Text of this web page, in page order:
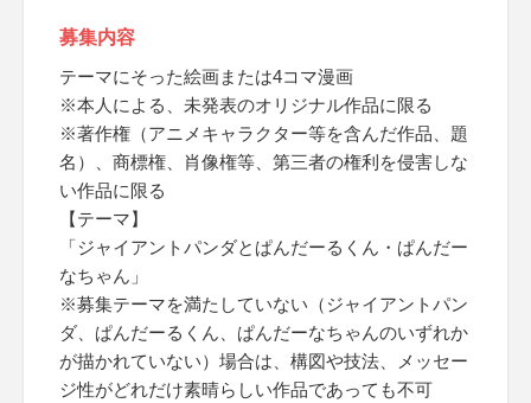
募集内容
テーマにそった絵画または4コマ漫画
※本人による、未発表のオリジナル作品に限る
※著作権（アニメキャラクター等を含んだ作品、題
名）、商標権、肖像権等、第三者の権利を侵害しな
い作品に限る
【テーマ】
「ジャイアントパンダとぱんだーるくん・ぱんだー
なちゃん」
※募集テーマを満たしていない（ジャイアントパン
ダ、ぱんだーるくん、ぱんだーなちゃんのいずれか
が描かれていない）場合は、構図や技法、メッセー
ジ性がどれだけ素晴らしい作品であっても不可